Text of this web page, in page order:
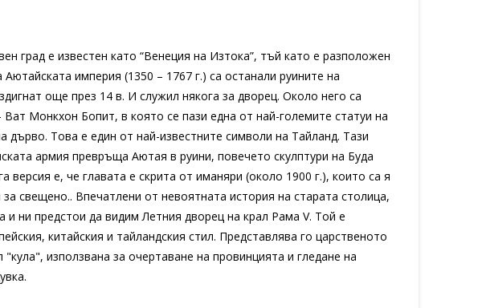
град е известен като “Венеция на Изтока”, тъй като е разположен
империя (1350 – 1767 г.) са останали руините на
още през 14 в. И служил някога за дворец. Около него са
Монкхон Бопит, в която се пази една от най-големите статуи на
Това е един от най-известните символи на Тайланд. Тази
армия превръща Аютая в руини, повечето скулптури на Буда
е, че главата е скрита от иманяри (около 1900 г.), които са я
свещено.. Впечатлени от невоятната история на старата столица,
ни предстои да видим Летния дворец на крал Рама V. Той е
китайския и тайландския стил. Представлява го царственото
използвана за очертаване на провинцията и гледане на